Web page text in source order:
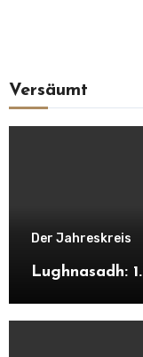
Versäumt
Der Jahreskreis
Lughnasadh: